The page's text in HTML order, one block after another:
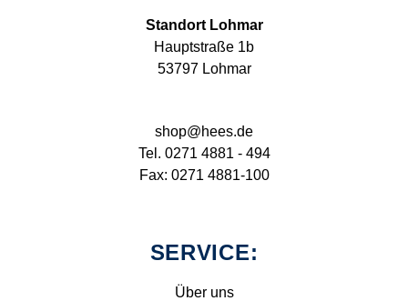
Standort Lohmar
Hauptstraße 1b
53797 Lohmar
shop@hees.de
Tel. 0271 4881 - 494
Fax: 0271 4881-100
SERVICE:
Über uns